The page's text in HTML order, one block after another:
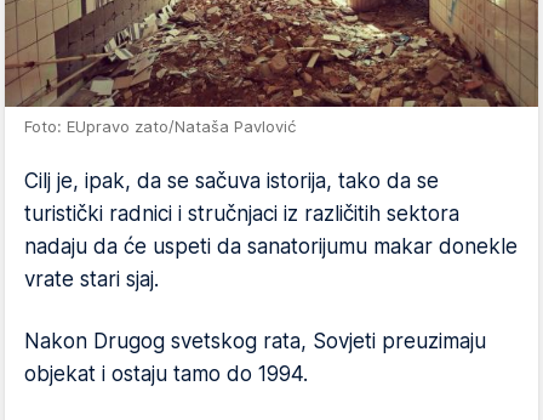
Foto: EUpravo zato/Nataša Pavlović
Cilj je, ipak, da se sačuva istorija, tako da se
turistički radnici i stručnjaci iz različitih sektora
nadaju da će uspeti da sanatorijumu makar donekle
vrate stari sjaj.
Nakon Drugog svetskog rata, Sovjeti preuzimaju
objekat i ostaju tamo do 1994.